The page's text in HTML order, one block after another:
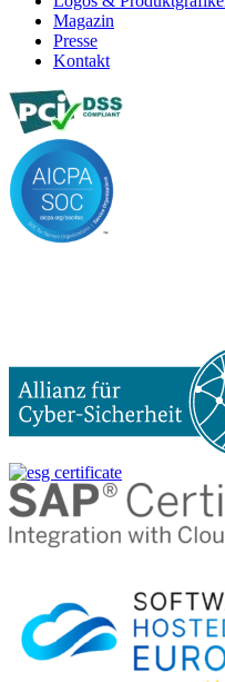
Magazin
Presse
Kontakt